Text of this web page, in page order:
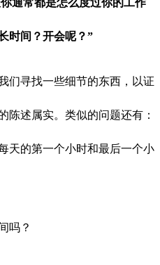
通常都是怎么度过你的工作
时间？开会呢？”
们寻找一些细节的东西，以证
陈述属实。类似的问题还有：
天的第一个小时和最后一个小
吗？